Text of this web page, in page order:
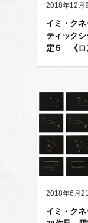
2018年12月
イミ・ク
ティック
定５ 《ロ
2018年6月
イミ・ク